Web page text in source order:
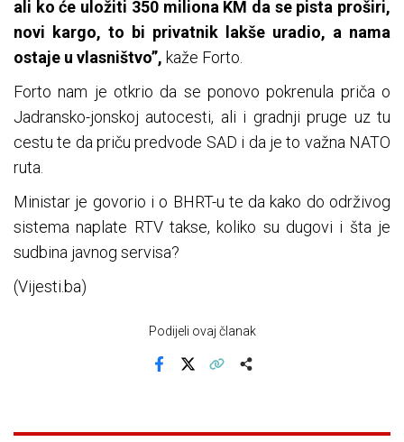
ali ko će uložiti 350 miliona KM da se pista proširi,
novi kargo, to bi privatnik lakše uradio, a nama
ostaje u vlasništvo”, kaže Forto.
Forto nam je otkrio da se ponovo pokrenula priča o
Jadransko-jonskoj autocesti, ali i gradnji pruge uz tu
cestu te da priču predvode SAD i da je to važna NATO
ruta.
Ministar je govorio i o BHRT-u te da kako do održivog
sistema naplate RTV takse, koliko su dugovi i šta je
sudbina javnog servisa?
(Vijesti.ba)
Podijeli ovaj članak